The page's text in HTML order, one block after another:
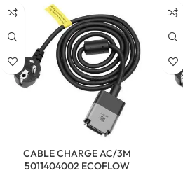
CABLE CHARGE AC/3M
5011404002 ECOFLOW